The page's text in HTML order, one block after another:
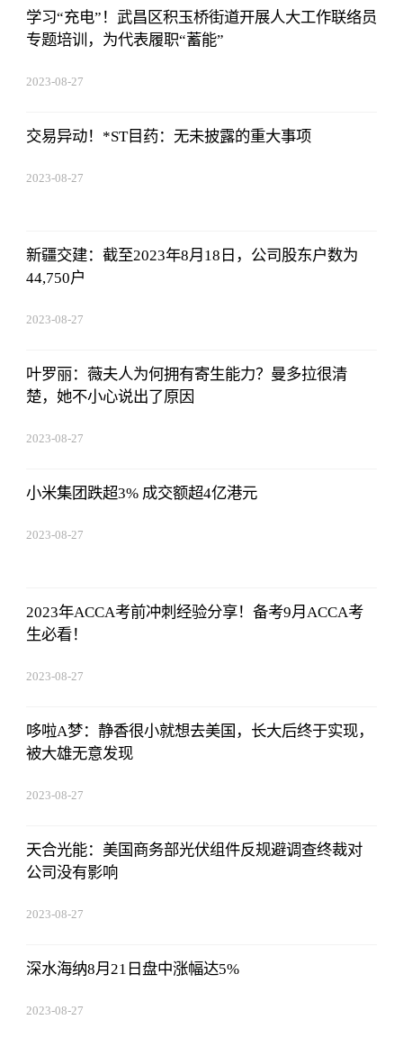
学习“充电”！武昌区积玉桥街道开展人大工作联络员
专题培训，为代表履职“蓄能”
2023-08-27
交易异动！*ST目药：无未披露的重大事项
2023-08-27
新疆交建：截至2023年8月18日，公司股东户数为
44,750户
2023-08-27
叶罗丽：薇夫人为何拥有寄生能力？曼多拉很清
楚，她不小心说出了原因
2023-08-27
小米集团跌超3% 成交额超4亿港元
2023-08-27
2023年ACCA考前冲刺经验分享！备考9月ACCA考
生必看！
2023-08-27
哆啦A梦：静香很小就想去美国，长大后终于实现，
被大雄无意发现
2023-08-27
天合光能：美国商务部光伏组件反规避调查终裁对
公司没有影响
2023-08-27
深水海纳8月21日盘中涨幅达5%
2023-08-27